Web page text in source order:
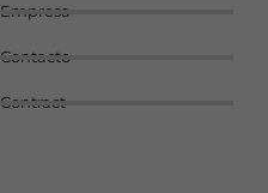
Empresa
Contacto
Contract